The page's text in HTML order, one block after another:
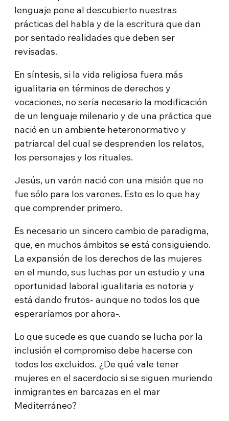
lenguaje pone al descubierto nuestras
prácticas del habla y de la escritura que dan
por sentado realidades que deben ser
revisadas.
En síntesis, si la vida religiosa fuera más
igualitaria en términos de derechos y
vocaciones, no sería necesario la modificación
de un lenguaje milenario y de una práctica que
nació en un ambiente heteronormativo y
patriarcal del cual se desprenden los relatos,
los personajes y los rituales.
Jesús, un varón nació con una misión que no
fue sólo para los varones. Esto es lo que hay
que comprender primero.
Es necesario un sincero cambio de paradigma,
que, en muchos ámbitos se está consiguiendo.
La expansión de los derechos de las mujeres
en el mundo, sus luchas por un estudio y una
oportunidad laboral igualitaria es notoria y
está dando frutos- aunque no todos los que
esperaríamos por ahora-.
Lo que sucede es que cuando se lucha por la
inclusión el compromiso debe hacerse con
todos los excluidos. ¿De qué vale tener
mujeres en el sacerdocio si se siguen muriendo
inmigrantes en barcazas en el mar
Mediterráneo?